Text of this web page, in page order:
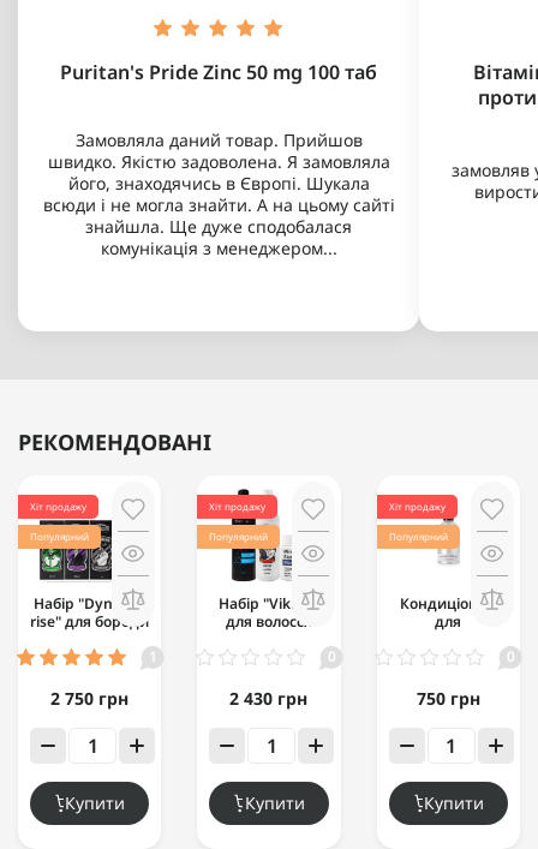
Puritan's Pride Zinc 50 mg 100 таб
Замовляла даний товар. Прийшов
швидко. Якістю задоволена. Я замовляла
його, знаходячись в Європі. Шукала
всюди і не могла знайти. А на цьому сайті
знайшла. Ще дуже сподобалася
комунікація з менеджером...
замовляв
РЕКОМЕНДОВАНІ
Хіт продажу
Популярний
Набір "Dynamic
rise" для бороди
1
2 750 грн
Купити
Хіт продажу
Популярний
Набір "Viking"
для волосся
(чоловічий)
0
2 430 грн
Купити
Хіт продажу
Популярний
Кондиціонер
для
волосся
Brimble
Nourishing
мл
0
750 грн
Купити